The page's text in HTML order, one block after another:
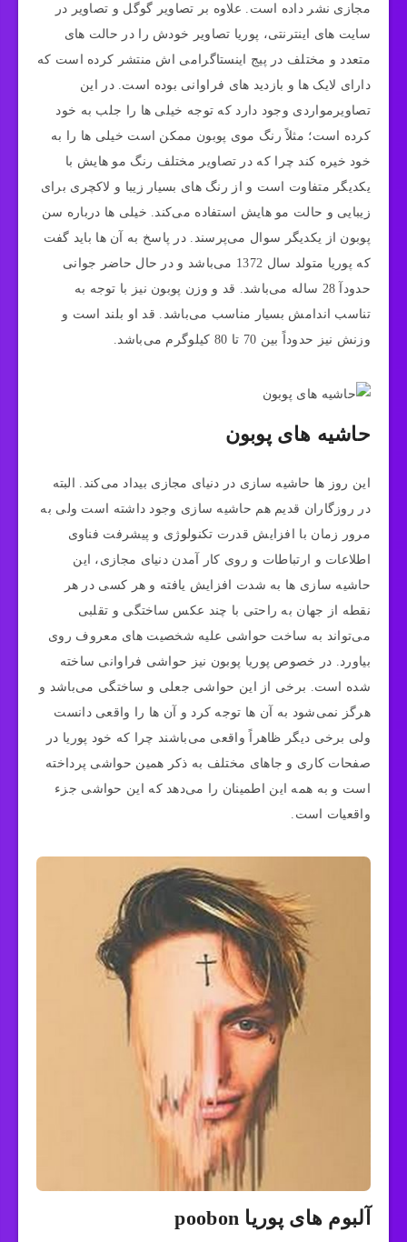
مجازی نشر داده است. علاوه بر تصاویر گوگل و تصاویر در
سایت های اینترنتی، پوریا تصاویر خودش را در حالت های
متعدد و مختلف در پیج اینستاگرامی اش منتشر کرده است که
دارای لایک ها و بازدید های فراوانی بوده است. در این
تصاویرمواردی وجود دارد که توجه خیلی ها را جلب به خود
کرده است؛ مثلاً رنگ موی پوبون ممکن است خیلی ها را به
خود خیره کند چرا که در تصاویر مختلف رنگ مو هایش با
یکدیگر متفاوت است و از رنگ های بسیار زیبا و لاکچری برای
زیبایی و حالت مو هایش استفاده می‌کند. خیلی ها درباره سن
پوبون از یکدیگر سوال می‌پرسند. در پاسخ به آن ها باید گفت
که پوریا متولد سال 1372 می‌باشد و در حال حاضر جوانی
حدودآ 28 ساله می‌باشد. قد و وزن پوبون نیز با توجه به
تناسب اندامش بسیار مناسب می‌باشد. قد او بلند است و
وزنش نیز حدوداً بین 70 تا 80 کیلوگرم می‌باشد.
حاشیه های پوبون
این روز ها حاشیه سازی در دنیای مجازی بیداد می‌کند. البته
در روزگاران قدیم هم حاشیه سازی وجود داشته است ولی به
مرور زمان با افزایش قدرت تکنولوژی و پیشرفت فناوی
اطلاعات و ارتباطات و روی کار آمدن دنیای مجازی، این
حاشیه سازی ها به شدت افزایش یافته و هر کسی در هر
نقطه از جهان به راحتی با چند عکس ساختگی و تقلبی
می‌تواند به ساخت حواشی علیه شخصیت های معروف روی
بیاورد. در خصوص پوریا پوبون نیز حواشی فراوانی ساخته
شده است. برخی از این حواشی جعلی و ساختگی می‌باشد و
هرگز نمی‌شود به آن ها توجه کرد و آن ها را واقعی دانست
ولی برخی دیگر ظاهراً واقعی می‌باشند چرا که خود پوریا در
صفحات کاری و جاهای مختلف به ذکر همین حواشی پرداخته
است و به همه این اطمینان را می‌دهد که این حواشی جزء
واقعیات است.
آلبوم های پوریا poobon